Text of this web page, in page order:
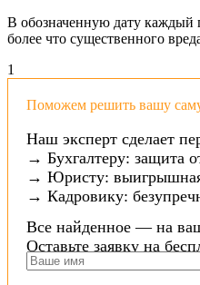
В обозначенную дату каждый
более что существенного
1
Поможем решить вашу
Наш эксперт сделает
→ Бухгалтеру: защита
→ Юристу: выигрышная
→ Кадровику:
Все найденное — на
Оставьте заявку на